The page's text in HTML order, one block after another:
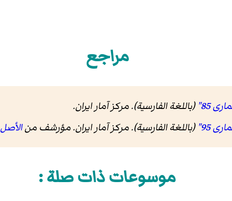
مراجع
(باللغة الفارسية). مرکز آمار ایران.
(باللغة الفارسية). مرکز آمار ایران. مؤرشف منالأصل
موسوعات ذات صلة :